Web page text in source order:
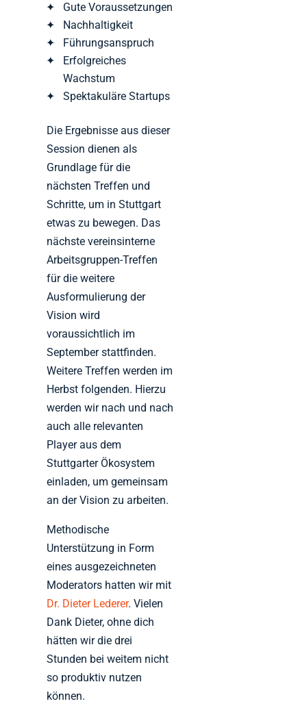
Gute Voraussetzungen
Nachhaltigkeit
Führungsanspruch
Erfolgreiches
Wachstum
Spektakuläre Startups
Die Ergebnisse aus dieser
Session dienen als
Grundlage für die
nächsten Treffen und
Schritte, um in Stuttgart
etwas zu bewegen. Das
nächste vereinsinterne
Arbeitsgruppen-Treffen
für die weitere
Ausformulierung der
Vision wird
voraussichtlich im
September stattfinden.
Weitere Treffen werden im
Herbst folgenden. Hierzu
werden wir nach und nach
auch alle relevanten
Player aus dem
Stuttgarter Ökosystem
einladen, um gemeinsam
an der Vision zu arbeiten.
Methodische
Unterstützung in Form
eines ausgezeichneten
Moderators hatten wir mit
Dr. Dieter Lederer. Vielen
Dank Dieter, ohne dich
hätten wir die drei
Stunden bei weitem nicht
so produktiv nutzen
können.